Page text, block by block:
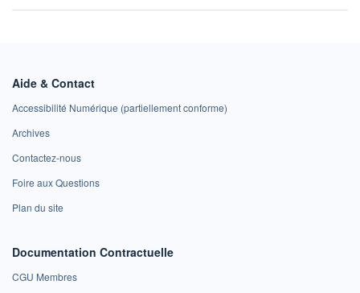
Aide & Contact
Accessibilité Numérique (partiellement conforme)
Archives
Contactez-nous
Foire aux Questions
Plan du site
Documentation Contractuelle
CGU Membres